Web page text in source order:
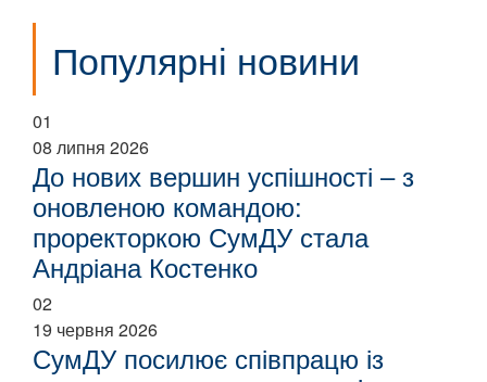
Популярні новини
01
08 липня 2026
До нових вершин успішності – з
оновленою командою:
проректоркою СумДУ стала
Андріана Костенко
02
19 червня 2026
СумДУ посилює співпрацю із